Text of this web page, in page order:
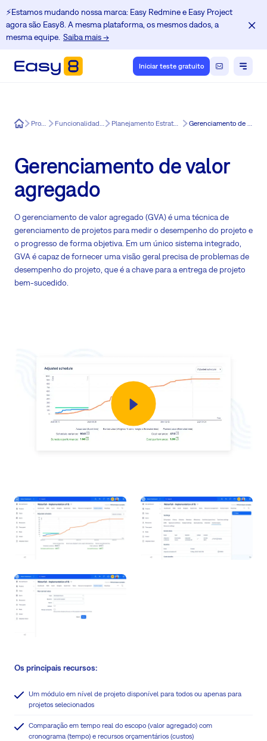
⚡️Estamos mudando nossa marca: Easy Redmine e Easy Project
agora são Easy8. A mesma plataforma, os mesmos dados, a
mesma equipe. Saiba mais →
Iniciar teste gratuito
Easy8 Produtos Funcionalidades do Easy8 Planejamento Estratégico para Easy8 Gerenciamento de valor agregado
Gerenciamento de valor
agregado
O gerenciamento de valor agregado (GVA)é uma técnica de
gerenciamento de projetos para medir o desempenho do projeto e
o progresso de forma objetiva. Em um único sistema integrado,
GVA é capaz de fornecer uma visão geral precisa de problemas de
desempenho do projeto, que é a chave para a entrega de projeto
bem-sucedido.
Os principais recursos:
Um módulo em nível de projeto disponível para todos ou apenas para
projetos selecionados
Comparação em tempo real do escopo (valor agregado) com
cronograma (tempo) e recursos orçamentários (custos)